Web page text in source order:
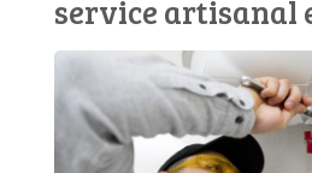
service artisanal